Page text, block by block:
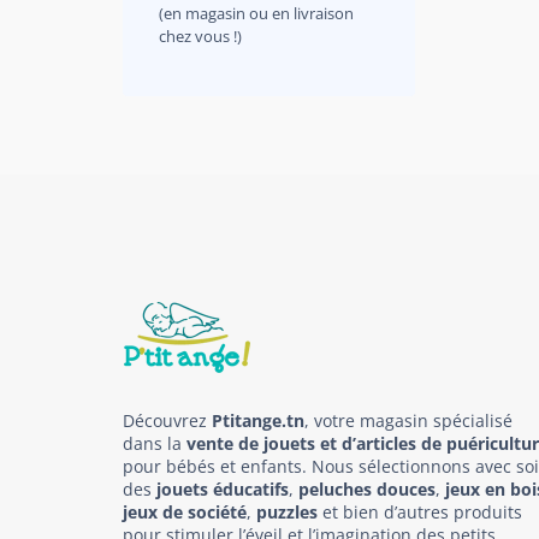
(en magasin ou en livraison
chez vous !)
Découvrez Ptitange.tn, votre magasin spécialisé
dans la vente de jouets et d’articles de
pour bébés et enfants. Nous sélectionnons avec
des jouets éducatifs, peluches douces, jeux en
jeux de société, puzzles et bien d’autres produits